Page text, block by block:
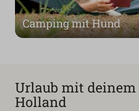
Camping mit Hund
Urlaub mit
Holland